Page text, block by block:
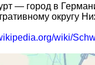
— город в
округу
wiki/